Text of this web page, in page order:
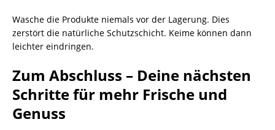
Wasche die Produkte niemals vor der Lagerung. Dies
zerstört die natürliche Schutzschicht. Keime können dann
leichter eindringen.
Zum Abschluss – Deine nächsten
Schritte für mehr Frische und
Genuss